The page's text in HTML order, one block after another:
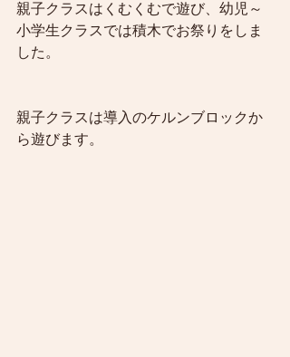
親子クラスはくむくむで遊び、幼児～
小学生クラスでは積木でお祭りをしま
した。
親子クラスは導入のケルンブロックか
ら遊びます。